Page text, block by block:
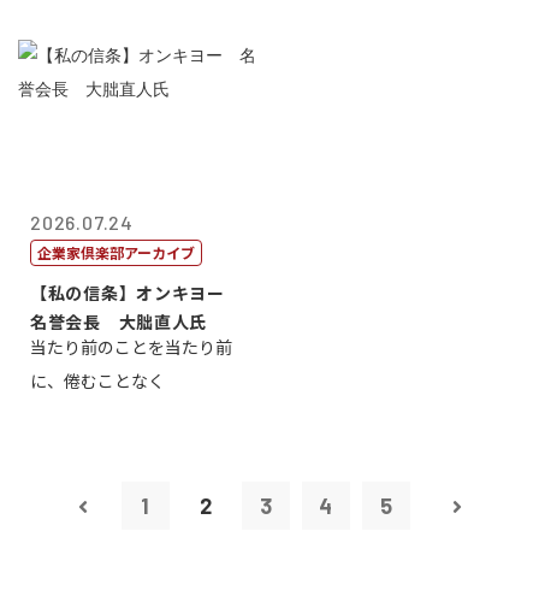
2026.07.24
企業家倶楽部アーカイブ
【私の信条】オンキヨー
名誉会長 大朏直人氏
当たり前のことを当たり前
に、倦むことなく
1 2 3 4 5